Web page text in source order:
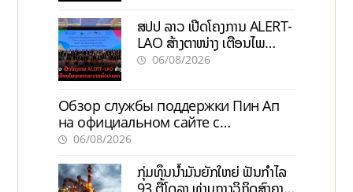
ສປປ ລາວ ເປີດໂຄງການ ALERT-
LAO ສ້າງຕາໜ່າງ ເຕືອນໄພ
ພະຍາດລະບາດທົ່ວປະເທດ
06/08/2026
Обзор службы поддержки Пин Ап
на официальном сайте с
актуальной информацией
06/08/2026
ກຸ່ມທຶນນ້ຳມັນຍັກໃຫຍ່ ຟັນກຳໄລ
93 ຕື້ໂດລາ ທ່າມກາງວິກິດສົງຄາມ